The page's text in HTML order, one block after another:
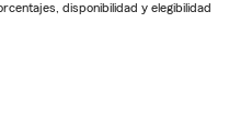
disponibilidad y elegibilidad